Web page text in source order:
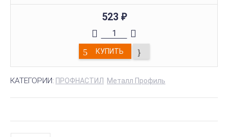
523 ₽
КУПИТЬ
КАТЕГОРИИ: ПРОФНАСТИЛ Металл Профиль